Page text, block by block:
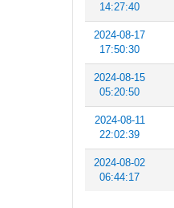
14:27:40
2024-08-17
17:50:30
2024-08-15
05:20:50
2024-08-11
22:02:39
2024-08-02
06:44:17